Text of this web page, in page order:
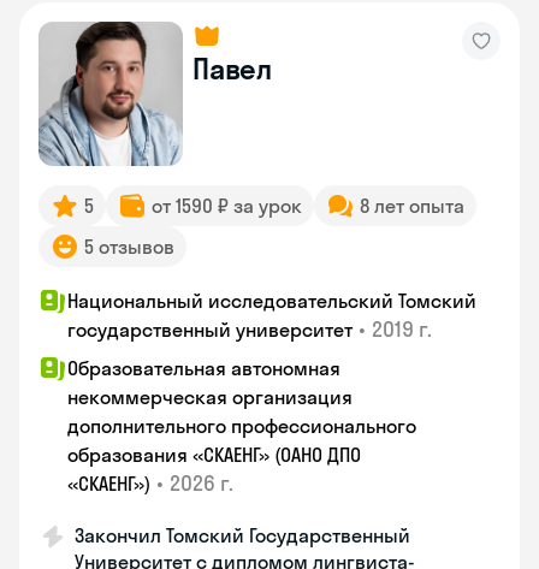
Павел
5 от 1590 ₽ за урок
8 лет опыта
5 отзывов
Национальный исследовательский Томский
государственный университет • 2019 г.
Образовательная автономная
некоммерческая организация
дополнительного профессионального
образования «СКАЕНГ» (ОАНО ДПО
«СКАЕНГ») • 2026 г.
Закончил Томский Государственный
Университет с дипломом лингвиста-